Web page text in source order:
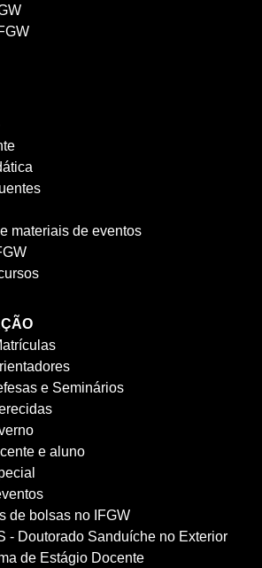
materiais de eventos
e Seminários
e aluno
de bolsas no IFGW
- Doutorado Sanduíche no Exterior
de Estágio Docente